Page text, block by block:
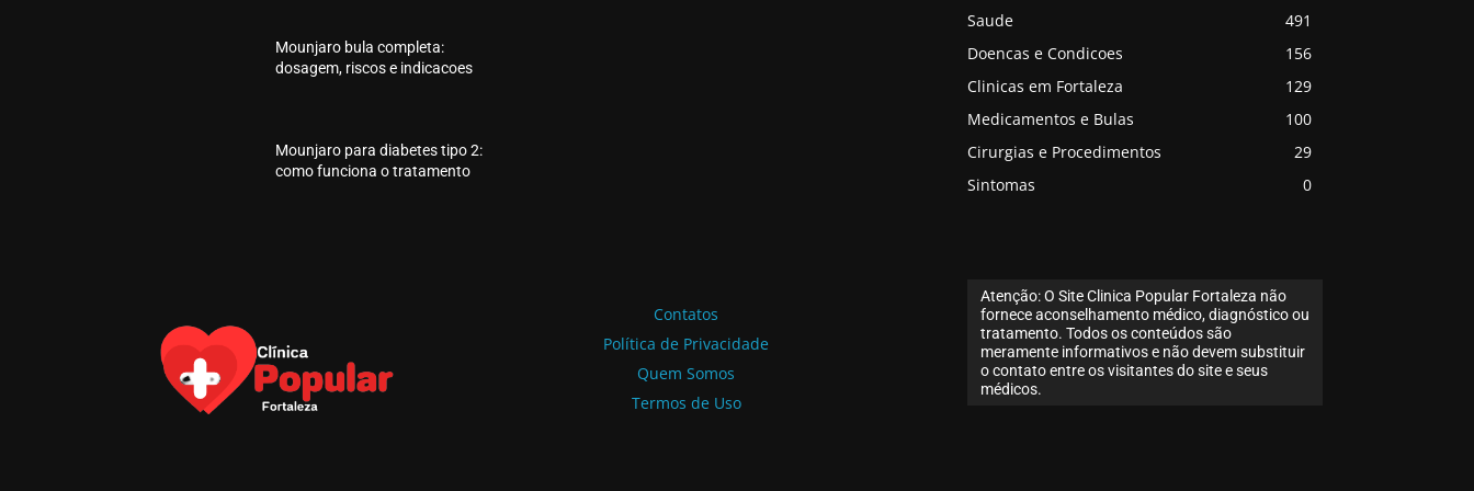
Mounjaro bula completa:
dosagem, riscos e indicacoes
Mounjaro para diabetes tipo 2:
como funciona o tratamento
Saude
491
Doencas e Condicoes
156
Clinicas em Fortaleza
129
Medicamentos e Bulas
100
Cirurgias e Procedimentos
29
Sintomas
0
Contatos
Política de Privacidade
Quem Somos
Termos de Uso
Atenção: O Site Clinica Popular Fortaleza não
fornece aconselhamento médico, diagnóstico ou
tratamento. Todos os conteúdos são
meramente informativos e não devem substituir
o contato entre os visitantes do site e seus
médicos.